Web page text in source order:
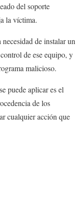
del soporte
la víctima.
de instalar un
de ese equipo, y
malicioso.
puede aplicar es el
de los
cualquier acción que